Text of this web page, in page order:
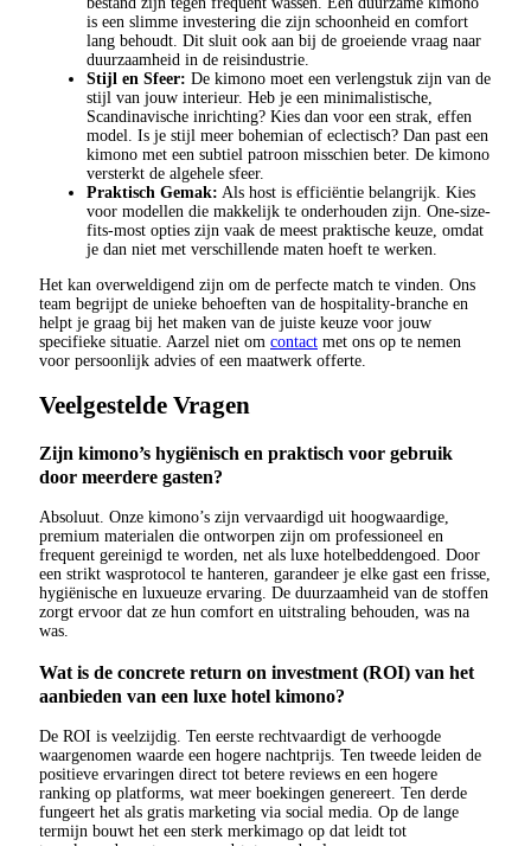
is een slimme investering die zijn schoonheid en comfort
lang behoudt. Dit sluit ook aan bij de groeiende vraag naar
duurzaamheid in de reisindustrie.
Stijl en Sfeer: De kimono moet een verlengstuk zijn van de
stijl van jouw interieur. Heb je een minimalistische,
Scandinavische inrichting? Kies dan voor een strak, effen
model. Is je stijl meer bohemian of eclectisch? Dan past een
kimono met een subtiel patroon misschien beter. De kimono
versterkt de algehele sfeer.
Praktisch Gemak: Als host is efficiëntie belangrijk. Kies
voor modellen die makkelijk te onderhouden zijn. One-size-
fits-most opties zijn vaak de meest praktische keuze, omdat
je dan niet met verschillende maten hoeft te werken.
Het kan overweldigend zijn om de perfecte match te vinden. Ons
team begrijpt de unieke behoeften van de hospitality-branche en
helpt je graag bij het maken van de juiste keuze voor jouw
specifieke situatie. Aarzel niet om contact met ons op te nemen
voor persoonlijk advies of een maatwerk offerte.
Veelgestelde Vragen
Zijn kimono’s hygiënisch en praktisch voor gebruik
door meerdere gasten?
Absoluut. Onze kimono’s zijn vervaardigd uit hoogwaardige,
premium materialen die ontworpen zijn om professioneel en
frequent gereinigd te worden, net als luxe hotelbeddengoed. Door
een strikt wasprotocol te hanteren, garandeer je elke gast een frisse,
hygiënische en luxueuze ervaring. De duurzaamheid van de stoffen
zorgt ervoor dat ze hun comfort en uitstraling behouden, was na
was.
Wat is de concrete return on investment (ROI) van het
aanbieden van een luxe hotel kimono?
De ROI is veelzijdig. Ten eerste rechtvaardigt de verhoogde
waargenomen waarde een hogere nachtprijs. Ten tweede leiden de
positieve ervaringen direct tot betere reviews en een hogere
ranking op platforms, wat meer boekingen genereert. Ten derde
fungeert het als gratis marketing via social media. Op de lange
termijn bouwt het een sterk merkimago op dat leidt tot